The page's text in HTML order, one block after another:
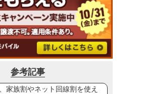
参考記事
家族割やネット回線割を使え